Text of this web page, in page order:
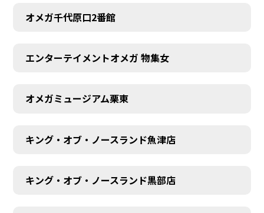
オメガ千代原口2番館
エンターテイメントオメガ 物集女
オメガミュージアム栗東
キング・オブ・ノースランド魚津店
キング・オブ・ノースランド黒部店